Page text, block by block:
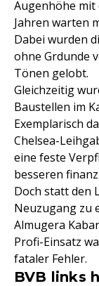
Augenhöhe mit
Jahren warten
Dabei wurden
ohne Grdunde
Tönen gelobt.
Gleichzeitig
Baustellen im
Exemplarisch
Chelsea-
eine feste
besseren
Doch statt den
Neuzugang zu
Almugera
Profi-Einsatz
fataler Fehler.
BVB links